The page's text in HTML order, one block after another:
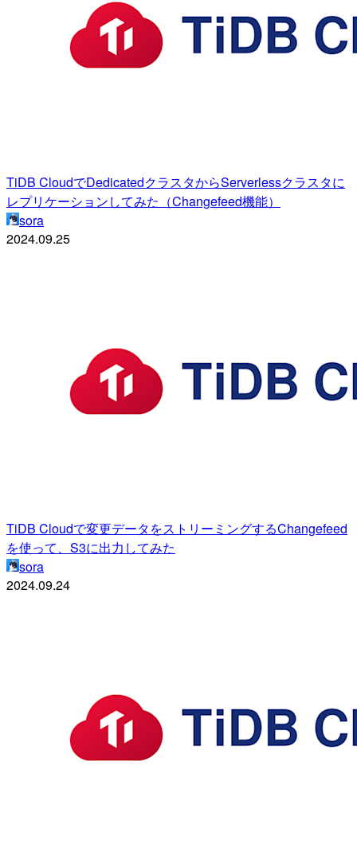
TiDB CloudでDedicatedクラスタからServerlessクラスタに
レプリケーションしてみた（Changefeed機能）
sora
2024.09.25
TiDB Cloudで変更データをストリーミングするChangefeed
を使って、S3に出力してみた
sora
2024.09.24